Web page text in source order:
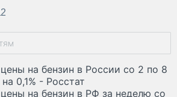
на бензин в России со 2 по 8
0,1% - Росстат
на бензин в РФ за неделю со